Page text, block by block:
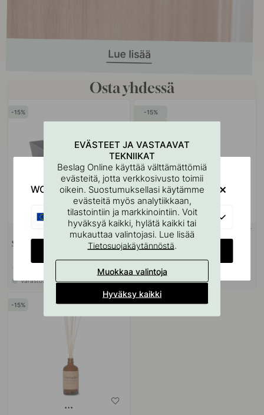
Osta yhdessä
15
+ KOOT
Säilytyskori - Harmaa
11.22 €
Varastossa
15
+ TUOKSUT
Tuoksukynttilä - Dawn-kynttilä -
20.32 €
Varastossa
15
EVÄSTEET JA VASTAAVAT
TEKNIIKAT
Beslag Online käyttää välttämättömiä
evästeitä, jotta verkkosivusto toimii
oikein. Suostumuksellasi käytämme
evästeitä myös analytiikkaan,
tilastointiin ja markkinointiin. Voit
hyväksyä kaikki, hylätä kaikki tai
mukauttaa valintojasi. Lue lisää
Tietosuojakäytännöstä.
Muokkaa valintoja
Hyväksy kaikki
WOULD YOU RATHER VISIT?
EU
CHANGE COUNTRY